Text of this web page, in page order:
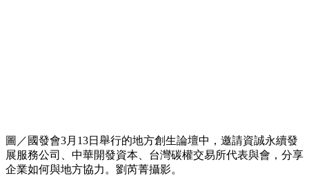
圖／國發會3月13日舉行的地方創生論壇中，邀請資誠永續發
展服務公司、中華開發資本、台灣碳權交易所代表與會，分享
企業如何與地方協力。劉芮菁攝影。